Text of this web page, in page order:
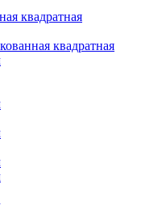
квадратная
квадратная